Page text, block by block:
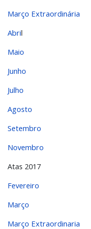
Março Extraordinária
Abril
Maio
Junho
Julho
Agosto
Setembro
Novembro
Atas 2017
Fevereiro
Março
Março Extraordinaria